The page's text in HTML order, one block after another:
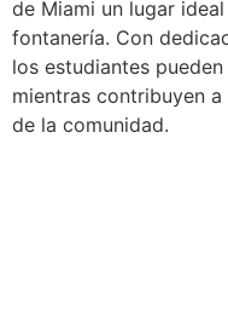
de Miami un lugar
fontanería. Con
los estudiantes
mientras contribuyen
de la comunidad.